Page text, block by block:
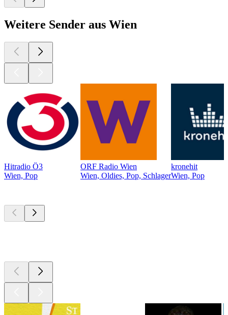
Weitere Sender aus Wien
Hitradio Ö3
Wien, Pop
ORF Radio Wien
Wien, Oldies, Pop, Schlager
kronehit
Wien, Pop